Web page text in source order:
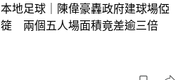
本地足球｜陳偉豪轟政府建球場俹
簁 兩個五人場面積竟差逾三倍